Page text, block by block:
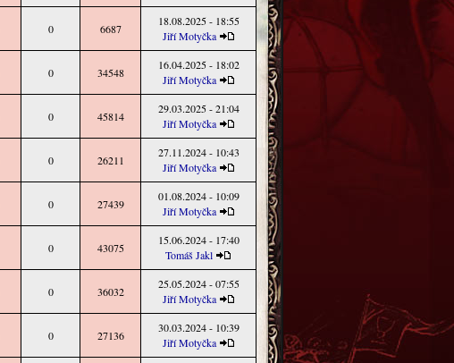
0 6687
18.08.2025 - 18:55
Jiří Motyčka
0 34548
16.04.2025 - 18:02
Jiří Motyčka
0 45814
29.03.2025 - 21:04
Jiří Motyčka
0 26211
27.11.2024 - 10:43
Jiří Motyčka
0 27439
01.08.2024 - 10:09
Jiří Motyčka
0 43075
15.06.2024 - 17:40
Tomáš Jakl
0 36032
25.05.2024 - 07:55
Jiří Motyčka
0 27136
30.03.2024 - 10:39
Jiří Motyčka